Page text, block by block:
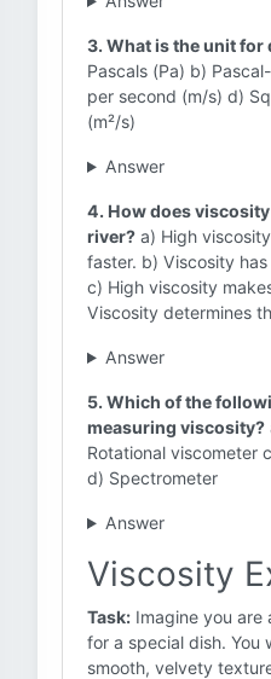
3. What is the unit
Pascals (Pa) b)
per second (m/s) d)
(m²/s)
Answer
4. How does
river? a) High
faster. b) Viscosity
c) High viscosity
Viscosity determines
Answer
5. Which of the
measuring viscosity?
Rotational viscometer
d) Spectrometer
Answer
Viscosity
Task: Imagine you are
for a special dish. You
smooth, velvety